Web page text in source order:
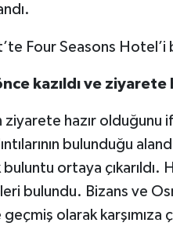
kazıldı ve
ziyarete hazır
bulunduğu
ortaya çıkarıldı.
bulundu. Bizans ve
olarak karşımıza